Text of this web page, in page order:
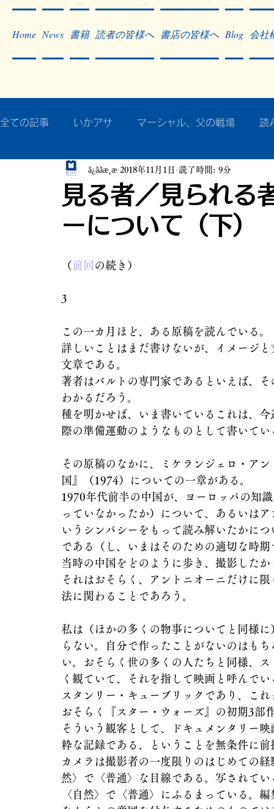
Home News 書籍 読者の皆様へ 書店の皆様へ Blog 会社
全ての記事 いかアサ マーシャル、父の戦場 読
秘蔵写真200枚でたどるアジア・太平洋戦争
作った本・作っている本 記事掲載・広告
見る者／見られ
ーについて（下）
ã¿ããæ¸æ 2018年11月1日 読了時間: 9分
（前回 の続き）
3
この一カ月ほど、ある原稿を読んでいる。
詳しいことはまだ書けないが、イメージ
文章である。
著者はバルトの専門家であるといえば、
わかるだろう。
種を明かせば、いま書いているこれは、
際の準備運動のようなものとして書いて
その原稿のなかに、ミケランジェロ・ア
国』（1974）についての一章がある。
1970年代前半の中国が、ヨーロッパの知
っていなかったか）について、あるいは
いうシンパシーをもって読み解いたかに
である（し、いまはそのための適切な時
当時の中国をどのように歩き、撮影した
それはおそらく、アントニオーニだけに
法に関わることであろう。
私は（ほかの多くの物事についてと同様
らない。自分で作ったことがないのはも
い。おそらく世の多くの人たちと同様、
く観ていて、それを指して映画と呼んで
スタンリー・キューブリックであり、こ
おそらく『スター・ウォーズ』の初期3部
そういう観客として、ドキュメンタリ
粋な記録である、ということを無条件に
カメラは撮影者の一度限りのはじめての
然〉で〈普通〉な目線である。写されて
〈自然〉で〈普通〉にふるまっている。